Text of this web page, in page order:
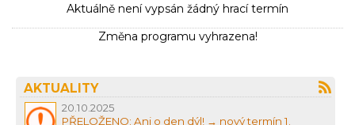
Aktuálně není vypsán žádný hrací termín
Změna programu vyhrazena!
AKTUALITY
20.10.2025
PŘELOŽENO: Ani o den dýl! → nový termín 1.